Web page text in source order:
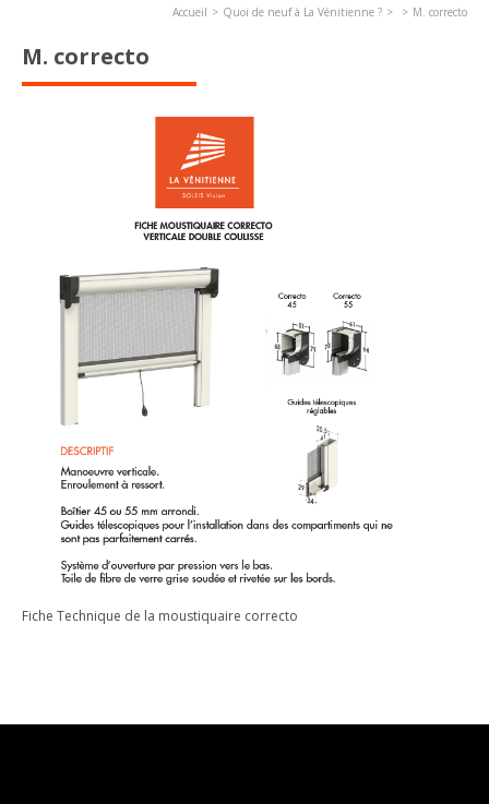
Accueil Quoi de neuf à La Vénitienne ? M. correcto
M. correcto
Fiche Technique de la moustiquaire correcto